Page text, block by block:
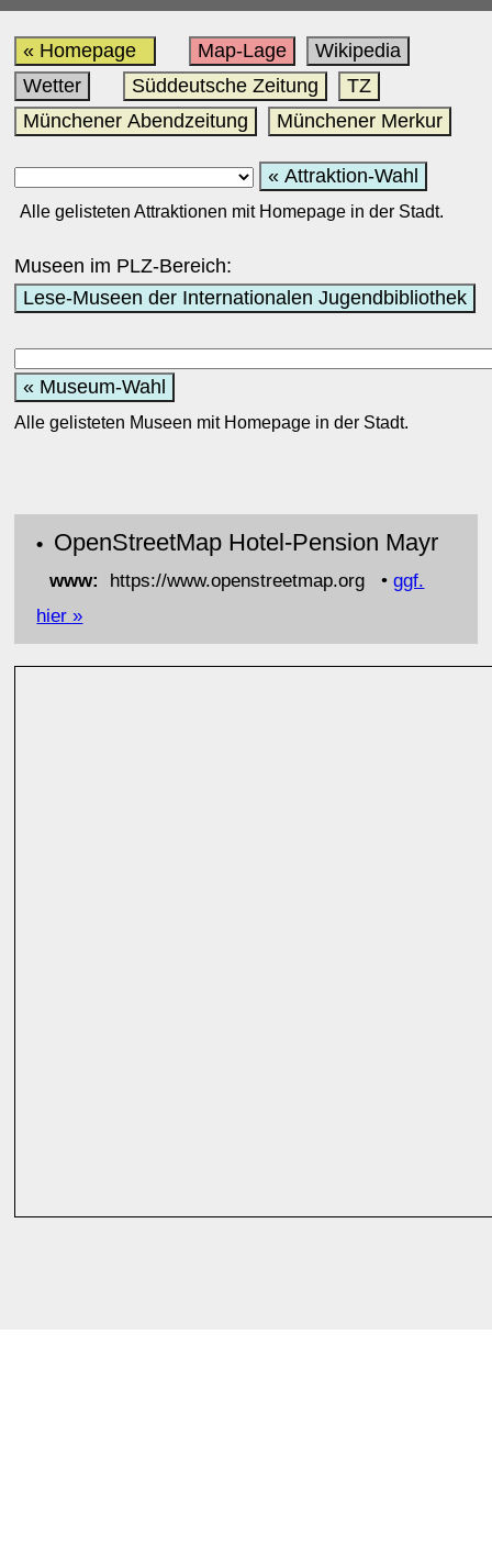
« Homepage Map-Lage
Wikipedia
Wetter
Süddeutsche Zeitung
TZ
Münchener Abendzeitung
Münchener Merkur
« Attraktion-Wahl
Alle gelisteten Attraktionen mit Homepage in der Stadt.
Museen im PLZ-Bereich:
Lese-Museen der Internationalen Jugendbibliothek
« Museum-Wahl
Alle gelisteten Museen mit Homepage in der Stadt.
• OpenStreetMap Hotel-Pension Mayr
www: https://www.openstreetmap.org •ggf.
hier »